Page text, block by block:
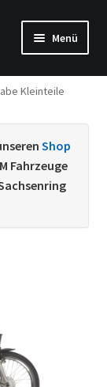
Menü
Kleinteile
Shop
Fahrzeuge